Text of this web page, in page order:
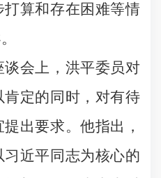
算和存在困难等情
会上， 洪平委员对
定的同时，对有待
提出要求。他指出，
近平同志为核心的